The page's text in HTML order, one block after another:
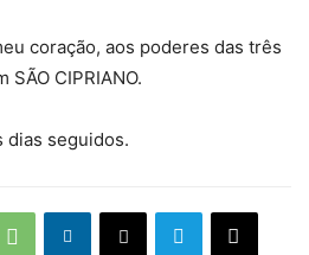
coração, aos poderes das três
CIPRIANO.
dias seguidos.